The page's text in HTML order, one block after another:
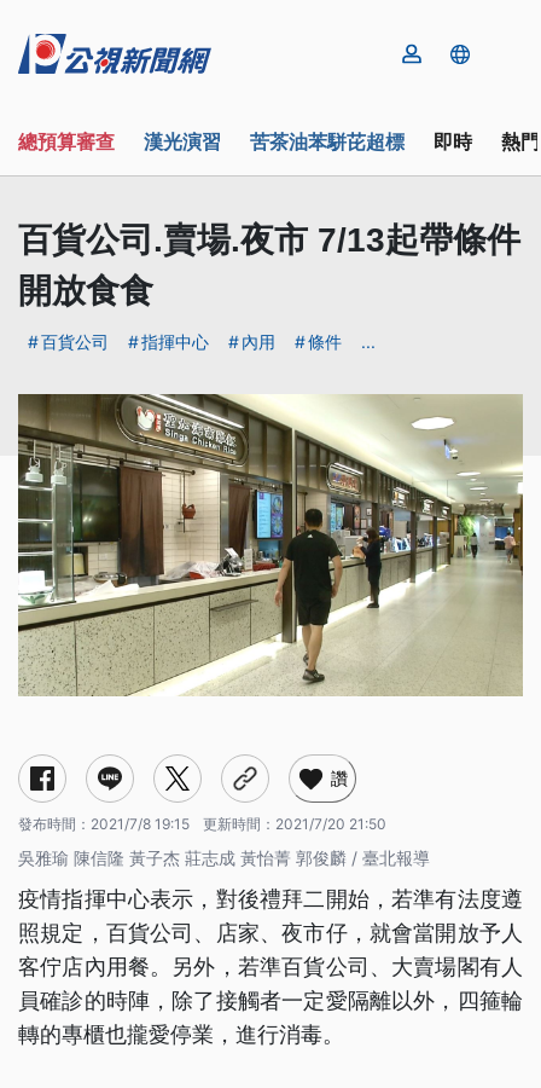
總預算審查 漢光演習 苦茶油苯駢芘超標 即時 熱
百貨公司.賣場.夜市 7/13起帶條件
開放食食
百貨公司 指揮中心 內用 條件 ...
讚
發布時間： 2021/7/8 19:15 更新時間： 2021/7/20 21:50
吳雅瑜 陳信隆 黃子杰 莊志成 黃怡菁 郭俊麟 / 臺北報導
疫情指揮中心表示，對後禮拜二開始，若準有法度遵
照規定，百貨公司、店家、夜市仔，就會當開放予人
客佇店內用餐。另外，若準百貨公司、大賣場閣有人
員確診的時陣，除了接觸者一定愛隔離以外，四箍輪
轉的專櫃也攏愛停業，進行消毒。